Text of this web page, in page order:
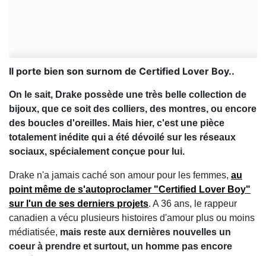
Il porte bien son surnom de Certified Lover Boy..
On le sait, Drake possède une très belle collection de
bijoux, que ce soit des colliers, des montres, ou encore
des boucles d'oreilles. Mais hier, c'est une pièce
totalement inédite qui a été dévoilé sur les réseaux
sociaux, spécialement conçue pour lui.
Drake n'a jamais caché son amour pour les femmes, au
point même de s'autoproclamer "Certified Lover Boy"
sur l'un de ses derniers projets. A 36 ans, le rappeur
canadien a vécu plusieurs histoires d'amour plus ou moins
médiatisée, mais reste aux dernières nouvelles un
coeur à prendre et surtout, un homme pas encore